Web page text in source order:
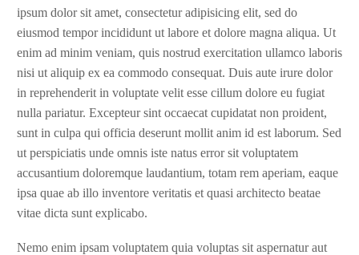
ipsum dolor sit amet, consectetur adipisicing elit, sed do
eiusmod tempor incididunt ut labore et dolore magna aliqua. Ut
enim ad minim veniam, quis nostrud exercitation ullamco laboris
nisi ut aliquip ex ea commodo consequat. Duis aute irure dolor
in reprehenderit in voluptate velit esse cillum dolore eu fugiat
nulla pariatur. Excepteur sint occaecat cupidatat non proident,
sunt in culpa qui officia deserunt mollit anim id est laborum. Sed
ut perspiciatis unde omnis iste natus error sit voluptatem
accusantium doloremque laudantium, totam rem aperiam, eaque
ipsa quae ab illo inventore veritatis et quasi architecto beatae
vitae dicta sunt explicabo.
Nemo enim ipsam voluptatem quia voluptas sit aspernatur aut